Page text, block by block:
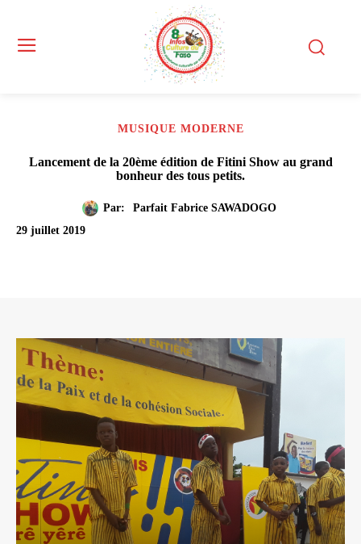
MUSIQUE MODERNE
Lancement de la 20ème édition de Fitini Show au grand
bonheur des tous petits.
Par:
Parfait Fabrice SAWADOGO
29 juillet 2019